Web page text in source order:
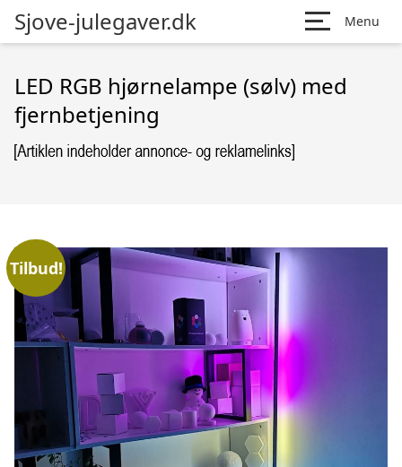
Sjove-julegaver.dk Menu
LED RGB hjørnelampe (sølv) med
fjernbetjening
Tilbud!